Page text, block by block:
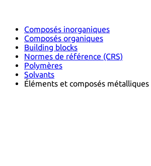
Composés inorganiques
Composés organiques
Building blocks
Normes de référence (CRS)
Polymères
Solvants
Éléments et composés métalliques